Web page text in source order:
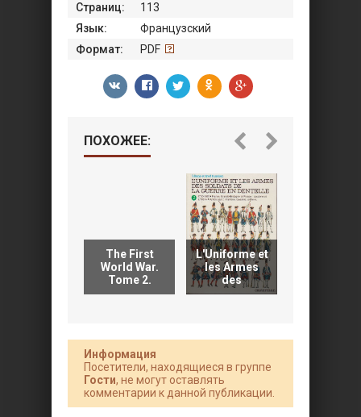
Страниц:
113
Язык:
Французский
Формат:
PDF
ПОХОЖЕЕ:
The First
World War.
Tome 2.
L'Uniforme et
les Armes
des
Информация
Посетители, находящиеся в группе
Гости, не могут оставлять
комментарии к данной публикации.